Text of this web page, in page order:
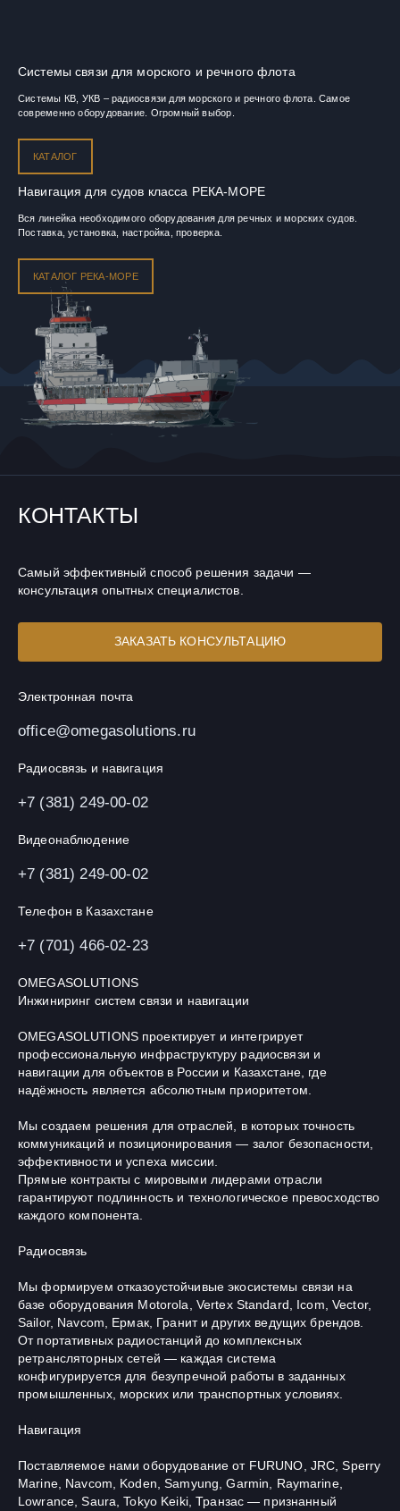
Системы связи для морского и речного флота
Системы КВ, УКВ – радиосвязи для морского и речного флота. Самое
современно оборудование. Огромный выбор.
КАТАЛОГ
Навигация для судов класса РЕКА-МОРЕ
Вся линейка необходимого оборудования для речных и морских судов.
Поставка, установка, настройка, проверка.
КАТАЛОГ РЕКА-МОРЕ
КОНТАКТЫ
Самый эффективный способ решения задачи —
консультация опытных специалистов.
ЗАКАЗАТЬ КОНСУЛЬТАЦИЮ
Электронная почта
office@omegasolutions.ru
Радиосвязь и навигация
+7 (381) 249-00-02
Видеонаблюдение
+7 (381) 249-00-02
Телефон в Казахстане
+7 (701) 466-02-23
OMEGASOLUTIONS
Инжиниринг систем связи и навигации
OMEGASOLUTIONS проектирует и интегрирует
профессиональную инфраструктуру радиосвязи и
навигации для объектов в России и Казахстане, где
надёжность является абсолютным приоритетом.
Мы создаем решения для отраслей, в которых точность
коммуникаций и позиционирования — залог безопасности,
эффективности и успеха миссии.
Прямые контракты с мировыми лидерами отрасли
гарантируют подлинность и технологическое превосходство
каждого компонента.
Радиосвязь
Мы формируем отказоустойчивые экосистемы связи на
базе оборудования Motorola, Vertex Standard, Icom, Vector,
Sailor, Navcom, Ермак, Гранит и других ведущих брендов.
От портативных радиостанций до комплексных
ретрансляторных сетей — каждая система
конфигурируется для безупречной работы в заданных
промышленных, морских или транспортных условиях.
Навигация
Поставляемое нами оборудование от FURUNO, JRC, Sperry
Marine, Navcom, Koden, Samyung, Garmin, Raymarine,
Lowrance, Saura, Tokyo Keiki, Транзас — признанный